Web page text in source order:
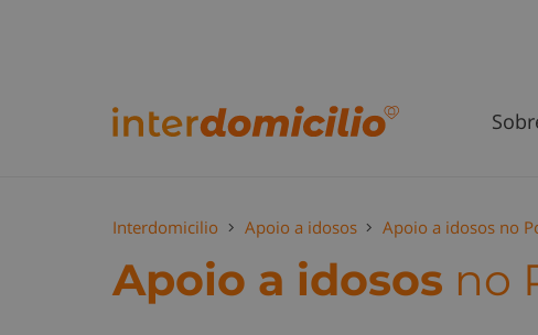
Interdomicilio Apoio a idosos Apoio a idosos no
Apoio a idosos no